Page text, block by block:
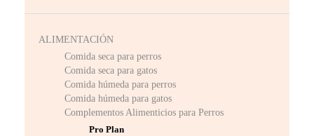
ALIMENTACIÓN
Comida seca para perros
Comida seca para gatos
Comida húmeda para perros
Comida húmeda para gatos
Complementos Alimenticios para Perros
Pro Plan